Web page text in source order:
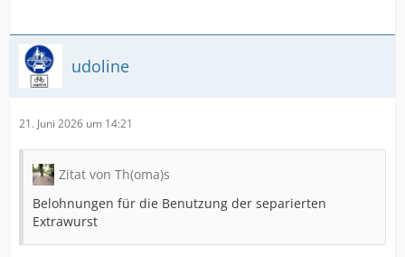
udoline
21. Juni 2026 um 14:21
Zitat von Th(oma)s
Belohnungen für die Benutzung der separierten
Extrawurst